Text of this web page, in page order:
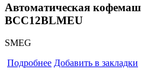
Автоматическая
BCC12BLMEU
SMEG
Подробнее Добавить в закладки